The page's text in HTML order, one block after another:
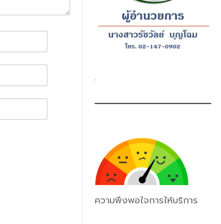
.
ความพึงพอใจการให้บริการ